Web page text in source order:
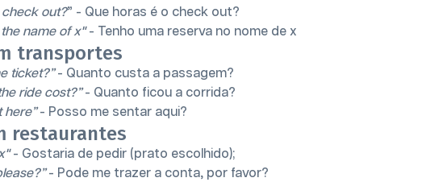
check out?” - Que horas é o check out?
name of x"- Tenho uma reserva no nome de x
transportes
ticket?”- Quanto custa a passagem?
ride cost?”- Quanto ficou a corrida?
here”- Posso me sentar aqui?
restaurantes
- Gostaria de pedir (prato escolhido);
- Pode me trazer a conta, por favor?